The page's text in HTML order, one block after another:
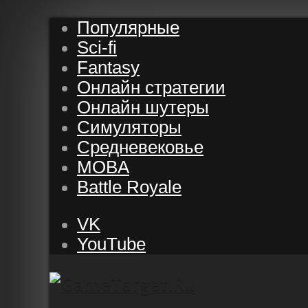
Популярные
Sci-fi
Fantasy
Онлайн стратегии
Онлайн шутеры
Симуляторы
Средневековье
MOBA
Battle Royale
VK
YouTube